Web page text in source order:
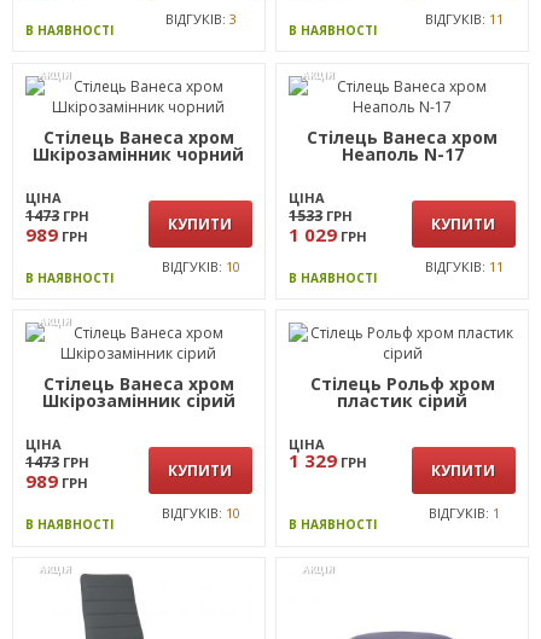
В НАЯВНОСТІ
ВІДГУКІВ: 3
В НАЯВНОСТІ
ВІДГУКІВ: 11
АКЦІЯ
Стілець Ванеса хром
Шкірозамінник чорний
ЦІНА
1473 ГРН
989 ГРН
КУПИТИ
В НАЯВНОСТІ
ВІДГУКІВ: 10
АКЦІЯ
Стілець Ванеса хром
Неаполь N-17
ЦІНА
1533 ГРН
1 029 ГРН
КУПИТИ
В НАЯВНОСТІ
ВІДГУКІВ: 11
АКЦІЯ
Стілець Ванеса хром
Шкірозамінник сiрий
ЦІНА
1473 ГРН
989 ГРН
КУПИТИ
В НАЯВНОСТІ
ВІДГУКІВ: 10
Стілець Рольф хром
пластик сірий
ЦІНА
1 329 ГРН КУПИТИ
В НАЯВНОСТІ
ВІДГУКІВ: 1
АКЦІЯ АКЦІЯ